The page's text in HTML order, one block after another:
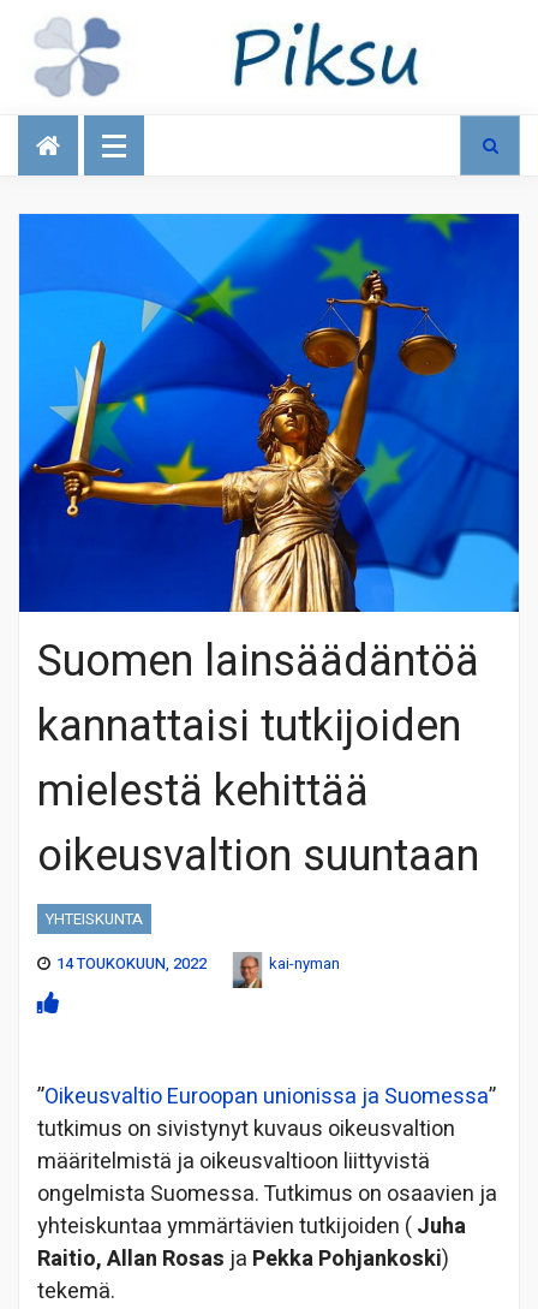
Talous
Suomen lainsäädäntöä
kannattaisi tutkijoiden
mielestä kehittää
oikeusvaltion suuntaan
YHTEISKUNTA
14 TOUKOKUUN, 2022
kai-nyman
”Oikeusvaltio Euroopan unionissa ja Suomessa”
tutkimus on sivistynyt kuvaus oikeusvaltion
määritelmistä ja oikeusvaltioon liittyvistä
ongelmista Suomessa. Tutkimus on osaavien ja
yhteiskuntaa ymmärtävien tutkijoiden (Juha
Raitio, Allan Rosas ja Pekka Pohjankoski)
tekemä.